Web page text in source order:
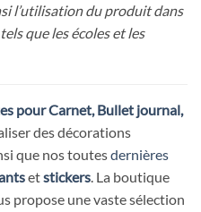
l’utilisation du produit dans
que les écoles et les
pour Carnet, Bullet journal,
des décorations
que nos toutesdernières
etstickers. La boutique
propose une vaste sélection